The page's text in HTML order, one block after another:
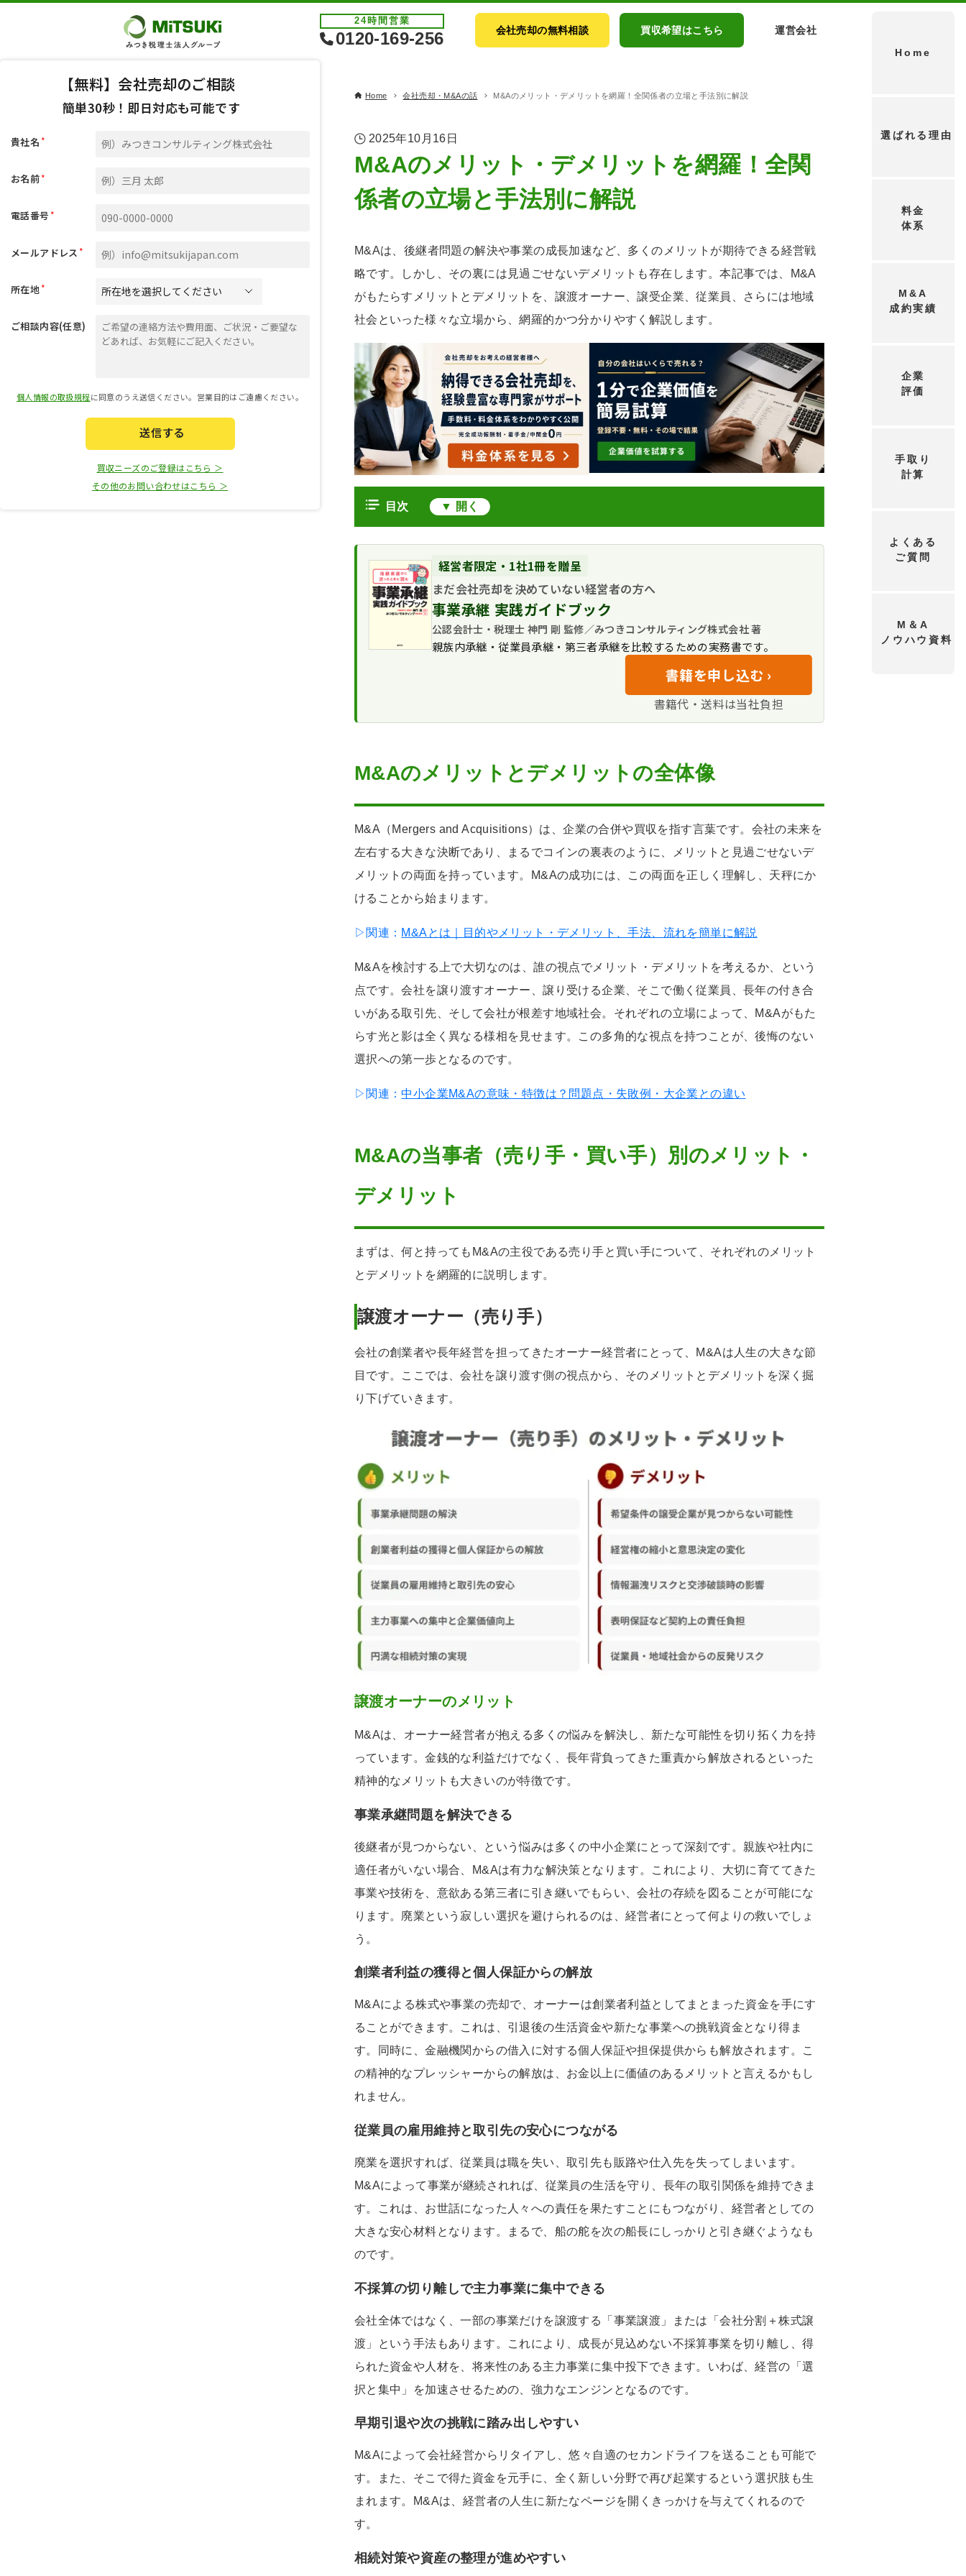
24時間 営業
0120-169-256 会社売却の無料相談 買収希望はこちら
運営会社
Home
選ばれる理由
料金
体系
M&A
成約実績
企業
評価
手取り
計算
よくある
ご質問
M＆A
ノウハウ資料
Home 会社売却・M&Aの話 M&Aのメリット・デメリットを網羅！全関係者の立場と手法別に解説
2025年10月16日
M&Aのメリット・デメリットを網羅！全関
係者の立場と手法別に解説
M&Aは、後継者問題の解決や事業の成長加速など、多くのメリットが期待できる経営戦
略です。しかし、その裏には見過ごせないデメリットも存在します。本記事では、M&A
がもたらすメリットとデメリットを、譲渡オーナー、譲受企業、従業員、さらには地域
社会といった様々な立場から、網羅的かつ分かりやすく解説します。
目次
M&Aの当事者（売り手・買い手）別のメリット・デメリット
その他の利害関係者（社員・取引先・地域）への影響
従業員
顧客・取引先
地域社会
M&A手法別のメリット・デメリット
株式譲渡
事業譲渡
M&Aのメリット・デメリットのまとめ
経営者限定・1社1冊を贈呈
まだ会社売却を決めていない経営者の方へ
事業承継 実践ガイドブック
公認会計士・税理士 神門 剛 監修／みつきコンサルティング株式会社 著
親族内承継・従業員承継・第三者承継を比較するための実務書です。
書籍を申し込む ›
書籍代・送料は当社負担
M&Aのメリットとデメリットの全体像
M&A（Mergers and Acquisitions）は、企業の合併や買収を指す言葉です。会社の未来を
左右する大きな決断であり、まるでコインの裏表のように、メリットと見過ごせないデ
メリットの両面を持っています。M&Aの成功には、この両面を正しく理解し、天秤にか
けることから始まります。
▷関連： M&Aとは｜目的やメリット・デメリット、手法、流れを簡単に解説
M&Aを検討する上で大切なのは、誰の視点でメリット・デメリットを考えるか、という
点です。会社を譲り渡すオーナー、譲り受ける企業、そこで働く従業員、長年の付き合
いがある取引先、そして会社が根差す地域社会。それぞれの立場によって、M&Aがもた
らす光と影は全く異なる様相を見せます。この多角的な視点を持つことが、後悔のない
選択への第一歩となるのです。
▷関連：中小企業M&Aの意味・特徴は？問題点・失敗例・大企業との違い
M&Aの当事者（売り手・買い手）別のメリット・
デメリット
まずは、何と持ってもM&Aの主役である売り手と買い手について、それぞれのメリット
とデメリットを網羅的に説明します。
譲渡オーナー （売り手）
会社の創業者や長年経営を担ってきたオーナー経営者にとって、M&Aは人生の大きな節
目です。ここでは、会社を譲り渡す側の視点から、そのメリットとデメリットを深く掘
り下げていきます。
譲渡オーナーのメリット
M&Aは、オーナー経営者が抱える多くの悩みを解決し、新たな可能性を切り拓く力を持
っています。金銭的な利益だけでなく、長年背負ってきた重責から解放されるといった
精神的なメリットも大きいのが特徴です。
事業承継問題を解決できる
後継者が見つからない、という悩みは多くの中小企業にとって深刻です。親族や社内に
適任者がいない場合、M&Aは有力な解決策となります。これにより、大切に育ててきた
事業や技術を、意欲ある第三者に引き継いでもらい、会社の存続を図ることが可能にな
ります。廃業という寂しい選択を避けられるのは、経営者にとって何よりの救いでしょ
う。
創業者利益の獲得と個人保証からの解放
M&Aによる株式や事業の売却で、オーナーは創業者利益としてまとまった資金を手にす
ることができます。これは、引退後の生活資金や新たな事業への挑戦資金となり得ま
す。同時に、金融機関からの借入に対する個人保証や担保提供からも解放されます。こ
の精神的なプレッシャーからの解放は、お金以上に価値のあるメリットと言えるかもし
れません。
従業員の雇用維持と取引先の安心につながる
廃業を選択すれば、従業員は職を失い、取引先も販路や仕入先を失ってしまいます。
M&Aによって事業が継続されれば、従業員の生活を守り、長年の取引関係を維持できま
す。これは、お世話になった人々への責任を果たすことにもつながり、経営者としての
大きな安心材料となります。まるで、船の舵を次の船長にしっかりと引き継ぐようなも
のです。
不採算の切り離しで主力事業に集中できる
会社全体ではなく、一部の事業だけを譲渡する「事業譲渡」または「会社分割＋株式譲
渡」という手法もあります。これにより、成長が見込めない不採算事業を切り離し、得
られた資金や人材を、将来性のある主力事業に集中投下できます。いわば、経営の「選
択と集中」を加速させるための、強力なエンジンとなるのです。
早期引退や次の挑戦に踏み出しやすい
M&Aによって会社経営からリタイアし、悠々自適のセカンドライフを送ることも可能で
す。また、そこで得た資金を元手に、全く新しい分野で再び起業するという選択肢も生
まれます。M&Aは、経営者の人生に新たなページを開くきっかけを与えてくれるので
す。
相続対策や資産の整理が進めやすい
【無料】会社売却のご相談
簡単30秒！即日対応も可能です
貴社名 *
お名前*
電話番号 *
メールアドレス *
所在地*
ご相談内容(任意)
個人情報の取扱規程に同意のうえ送信ください。営業目的はご遠慮ください。
送信する
買収ニーズのご登録はこちら ＞
その他のお問い合わせはこちら ＞